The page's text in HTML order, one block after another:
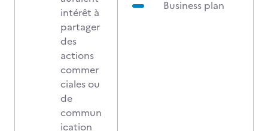
intérêt à
partager
des
actions
commer
ciales ou
de
commun
ication
Business plan